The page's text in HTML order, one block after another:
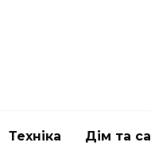
Техніка Дім та